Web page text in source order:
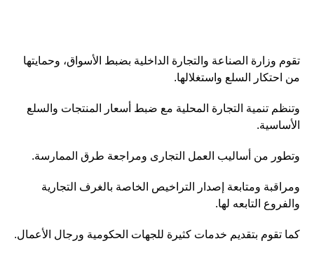
تقوم وزارة الصناعة والتجارة الداخلية بضبط الأسواق، وحمايتها
من احتكار السلع واستغلالها.
وتنظم تنمية التجارة المحلية مع ضبط أسعار المنتجات والسلع
الأساسية.
وتطور من أساليب العمل التجارى ومراجعة طرق الممارسة.
ومراقبة ومتابعة إصدار التراخيص الخاصة بالغرف التجارية
والفروع التابعه لها.
كما تقوم بتقديم خدمات كثيرة للجهات الحكومية ورجال الأعمال.